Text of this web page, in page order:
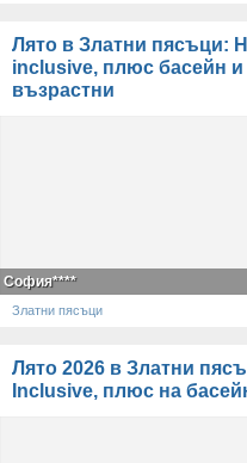
Лято в Златни пясъци:
inclusive, плюс басейн
възрастни
София****
Златни пясъци
Лято 2026 в Златни
Inclusive, плюс на